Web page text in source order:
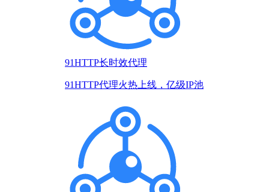
91HTTP长时效代理
91HTTP代理火热上线，亿级IP池